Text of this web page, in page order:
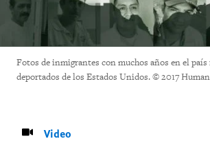
Fotos de inmigrantes con muchos años en el
deportados de los Estados Unidos. © 2017
Video